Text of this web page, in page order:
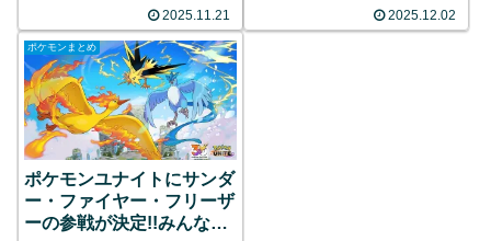
2025.11.21 2025.12.02
ポケモンまとめ
ポケモンユナイトにサンダ
ー・ファイヤー・フリーザ
ーの参戦が決定!!みんなの